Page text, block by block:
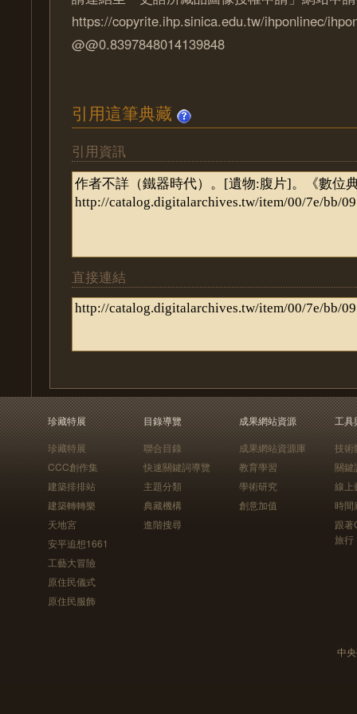
https://copyrite.ihp.sinica.edu.tw/ihponlinec/
@@0.8397848014139848
引用這筆典藏
引用資訊
直接連結
珍藏特展
珍藏特展
CCC創作集
建築排排站
建築轉轉樂
天地宮
安平追想1661
工藝大冒險
原住民儀式
原住民服飾
目錄導覽
聯合目錄
快速關鍵詞導覽
主題分類
典藏機構
進階搜尋
成果網站資源
成果網站資源庫
教育學習
學術研究
創意加值
工具
技術
關鍵
線上
時間
跟
旅行
中